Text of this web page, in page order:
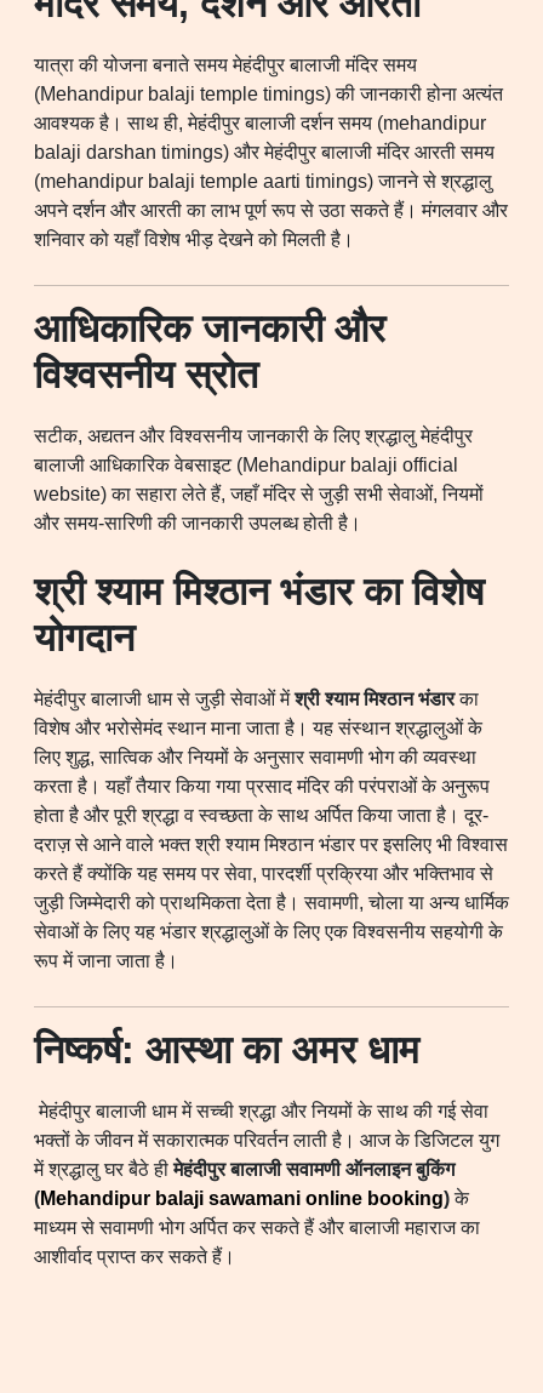
यात्रा की योजना बनाते समय मेहंदीपुर बालाजी मंदिर समय
(Mehandipur balaji temple timings) की जानकारी होना अत्यंत
आवश्यक है। साथ ही, मेहंदीपुर बालाजी दर्शन समय (mehandipur
balaji darshan timings) और मेहंदीपुर बालाजी मंदिर आरती समय
(mehandipur balaji temple aarti timings) जानने से श्रद्धालु
अपने दर्शन और आरती का लाभ पूर्ण रूप से उठा सकते हैं। मंगलवार और
शनिवार को यहाँ विशेष भीड़ देखने को मिलती है।
आधिकारिक जानकारी और
विश्वसनीय स्रोत
सटीक, अद्यतन और विश्वसनीय जानकारी के लिए श्रद्धालु मेहंदीपुर
बालाजी आधिकारिक वेबसाइट (Mehandipur balaji official
website) का सहारा लेते हैं, जहाँ मंदिर से जुड़ी सभी सेवाओं, नियमों
और समय-सारिणी की जानकारी उपलब्ध होती है।
श्री श्याम मिश्ठान भंडार का विशेष
योगदान
मेहंदीपुर बालाजी धाम से जुड़ी सेवाओं मेंश्री श्याम मिश्ठान भंडारका
विशेष और भरोसेमंद स्थान माना जाता है। यह संस्थान श्रद्धालुओं के
लिए शुद्ध, सात्विक और नियमों के अनुसार सवामणी भोग की व्यवस्था
करता है। यहाँ तैयार किया गया प्रसाद मंदिर की परंपराओं के अनुरूप
होता है और पूरी श्रद्धा व स्वच्छता के साथ अर्पित किया जाता है। दूर-
दराज़ से आने वाले भक्त श्री श्याम मिश्ठान भंडार पर इसलिए भी विश्वास
करते हैं क्योंकि यह समय पर सेवा, पारदर्शी प्रक्रिया और भक्तिभाव से
जुड़ी जिम्मेदारी को प्राथमिकता देता है। सवामणी, चोला या अन्य धार्मिक
सेवाओं के लिए यह भंडार श्रद्धालुओं के लिए एक विश्वसनीय सहयोगी के
रूप में जाना जाता है।
निष्कर्ष: आस्था का अमर धाम
मेहंदीपुर बालाजी धाम में सच्ची श्रद्धा और नियमों के साथ की गई सेवा
भक्तों के जीवन में सकारात्मक परिवर्तन लाती है। आज के डिजिटल युग
में श्रद्धालु घर बैठे हीमेहंदीपुर बालाजी सवामणी ऑनलाइन बुकिंग
(Mehandipur balaji sawamani online booking)के
माध्यम से सवामणी भोग अर्पित कर सकते हैं और बालाजी महाराज का
आशीर्वाद प्राप्त कर सकते हैं।